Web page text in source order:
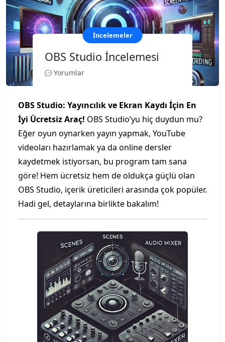
İncelemeler
OBS Studio İncelemesi
Yorumlar
OBS Studio: Yayıncılık ve Ekran Kaydı İçin En
İyi Ücretsiz Araç! OBS Studio’yu hiç duydun mu?
Eğer oyun oynarken yayın yapmak, YouTube
videoları hazırlamak ya da online dersler
kaydetmek istiyorsan, bu program tam sana
göre! Hem ücretsiz hem de oldukça güçlü olan
OBS Studio, içerik üreticileri arasında çok popüler.
Hadi gel, detaylarına birlikte bakalım!